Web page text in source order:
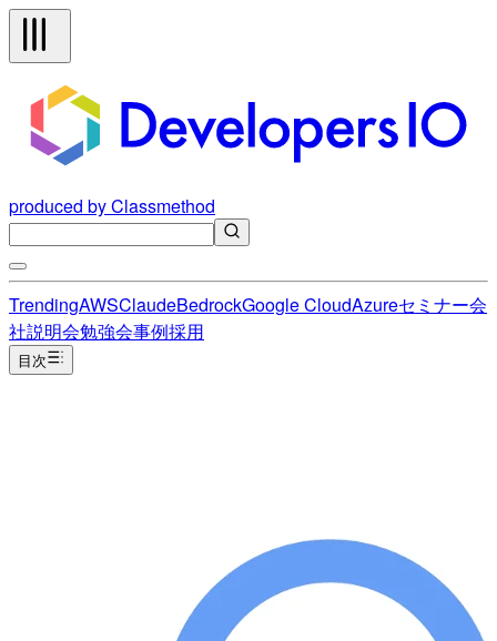
produced by Classmethod
TrendingAWSClaudeBedrockGoogle CloudAzureセミナー会
社説明会勉強会事例採用
目次